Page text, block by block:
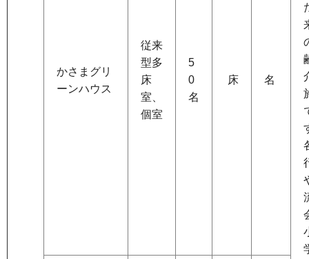
かさまグリ
ーンハウス
従来
型多
床
室、
個室
5
0
名
床 名